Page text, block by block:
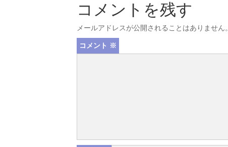
コメントを残す
メールアドレスが公開されることはありません。
コメント ※